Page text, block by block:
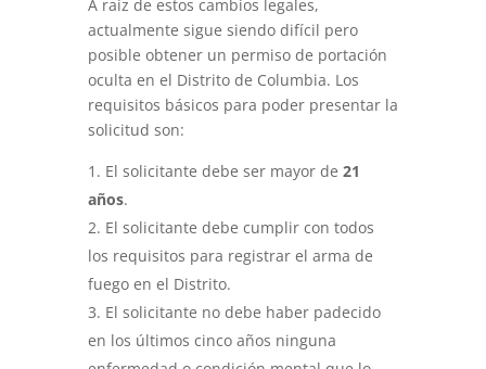
A raíz de estos cambios legales,
actualmente sigue siendo difícil pero
posible obtener un permiso de portación
oculta en el Distrito de Columbia. Los
requisitos básicos para poder presentar la
solicitud son:
El solicitante debe ser mayor de 21
años.
El solicitante debe cumplir con todos
los requisitos para registrar el arma de
fuego en el Distrito.
El solicitante no debe haber padecido
en los últimos cinco años ninguna